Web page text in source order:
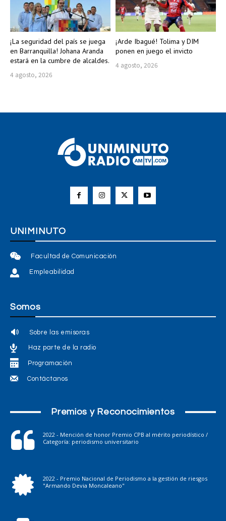
¡La seguridad del país se juega
en Barranquilla! Johana Aranda
estará en la cumbre de alcaldes.
4 agosto, 2026
¡Arde Ibagué! Tolima y DIM
ponen en juego el invicto
4 agosto, 2026
UNIMINUTO
Facultad de Comunicación
Empleabilidad
Somos
Sobre las emisoras
Haz parte de la radio
Programación
Contáctanos
Premios y Reconocimientos
2022 - Mención de honor Premio CPB al mérito periodístico /
Categoría: periodismo universitario
2022 - Premio Nacional de Periodismo a la gestión de riesgos
"Armando Devia Moncaleano"